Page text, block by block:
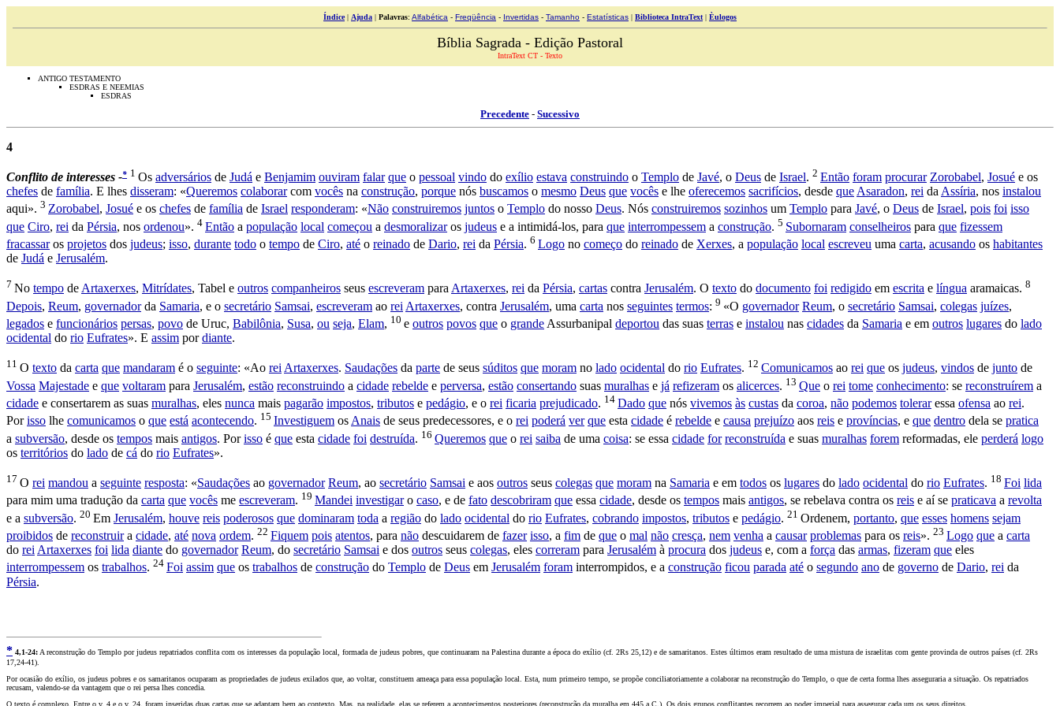
Índice| Ajuda | Palavras: Alfabética - Freqüência - Invertidas - Tamanho - Estatísticas | Biblioteca IntraText | Èulogos
Bíblia Sagrada - Edição Pastoral
IntraText CT - Texto
ANTIGO TESTAMENTO
ESDRAS E NEEMIAS
ESDRAS
Precedente - Sucessivo
4
Conflito de interesses -* 1 Os adversários de Judá e Benjamim ouviram falar que o pessoal vindo do exílio estava construindo o Templo de Javé, o Deus de Israel. 2 Então foram procurar Zorobabel, Josué e os
chefes de família. E lhes disseram: «Queremos colaborarcom vocês na construção, porque nós buscamos o mesmo Deus que vocês e lhe oferecemos sacrifícios, desde que Asaradon, rei da Assíria, nos instalou
aqui». 3 Zorobabel, Josué e os chefes de família de Israel responderam: «Não construiremos juntos o Templo do nosso Deus. Nós construiremos sozinhos um Templo para Javé, o Deus de Israel, pois foi isso
que Ciro, rei da Pérsia, nos ordenou». 4 Então a população local começou a desmoralizaros judeus e a intimidá-los, para que interrompessem a construção. 5 Subornaram conselheiros para que fizessem
fracassaros projetos dos judeus; isso, durante todo o tempo de Ciro, até o reinado de Dario, rei da Pérsia. 6 Logo no começo do reinado de Xerxes, a população local escreveu uma carta, acusando os habitantes
de Judá e Jerusalém.
7 No tempo deArtaxerxes, Mitrídates, Tabel e outros companheiros seus escreveram paraArtaxerxes, rei da Pérsia, cartas contra Jerusalém. O texto do documento foi redigido em escrita e língua aramaicas. 8
Depois, Reum, governadorda Samaria, e o secretário Samsai, escreveram ao rei Artaxerxes, contra Jerusalém, uma carta nos seguintes termos: 9 «O governador Reum, o secretário Samsai, colegas juízes,
legados e funcionários persas, povo de Uruc, Babilônia, Susa, ou seja, Elam, 10 e outros povos que o grande Assurbanipal deportou das suas terras e instalou nas cidades da Samaria e em outros lugares do lado
ocidental do rio Eufrates». E assim pordiante.
11 O texto da carta que mandaram é o seguinte: «Ao reiArtaxerxes. Saudações da parte de seus súditos que moram no lado ocidental do rio Eufrates. 12 Comunicamos ao rei que os judeus, vindos de junto de
Vossa Majestade e que voltaram para Jerusalém, estão reconstruindo a cidade rebelde e perversa, estão consertando suas muralhas e já refizeram os alicerces. 13 Que o rei tome conhecimento: se reconstruírem a
cidade e consertarem as suas muralhas, eles nunca mais pagarão impostos, tributos e pedágio, e o rei ficaria prejudicado. 14 Dado que nós vivemos às custas da coroa, não podemos toleraressa ofensa ao rei.
Porisso lhe comunicamos o que está acontecendo. 15 Investiguem osAnais de seus predecessores, e o rei poderá ver que esta cidade é rebelde e causa prejuízo aos reis e províncias, e que dentro dela se pratica
a subversão, desde os tempos mais antigos. Porisso é que esta cidade foi destruída. 16 Queremos que o rei saiba de uma coisa: se essa cidade for reconstruída e suas muralhas forem reformadas, ele perderá logo
os territórios do lado de cá do rio Eufrates».
17 O rei mandou a seguinte resposta: «Saudações ao governador Reum, ao secretário Samsai e aos outros seus colegas que moram na Samaria e em todos os lugares do lado ocidental do rio Eufrates. 18 Foi lida
para mim uma tradução da carta que vocês me escreveram. 19 Mandei investigaro caso, e de fato descobriram que essa cidade, desde os tempos mais antigos, se rebelava contra os reis e aí se praticava a revolta
e a subversão. 20 Em Jerusalém, houve reis poderosos que dominaram toda a região do lado ocidental do rio Eufrates, cobrando impostos, tributos e pedágio. 21 Ordenem, portanto, que esses homens sejam
proibidos de reconstruira cidade, até nova ordem. 22 Fiquem pois atentos, para não descuidarem de fazer isso, a fim de que o mal não cresça, nem venha a causar problemas para os reis». 23 Logo que a carta
do rei Artaxerxes foi lida diante do governador Reum, do secretário Samsai e dos outros seus colegas, eles correram para Jerusalém à procura dos judeus e, com a força das armas, fizeram que eles
interrompessem os trabalhos. 24 Foi assim que os trabalhos de construção do Templo de Deus em Jerusalém foram interrompidos, e a construção ficou parada até o segundo ano de governo de Dario, rei da
Pérsia.
* 4,1-24: A reconstrução do Templo por judeus repatriados conflita com os interesses da população local, formada de judeus pobres, que continuaram na Palestina durante a época do exílio (cf. 2Rs 25,12) e de samaritanos. Estes últimos eram resultado de uma mistura de israelitas com gente provinda de outros países (cf. 2Rs
17,24-41).
Por ocasião do exílio, os judeus pobres e os samaritanos ocuparam as propriedades de judeus exilados que, ao voltar, constituem ameaça para essa população local. Esta, num primeiro tempo, se propõe conciliatoriamente a colaborar na reconstrução do Templo, o que de certa forma lhes asseguraria a situação. Os repatriados
recusam, valendo-se da vantagem que o rei persa lhes concedia.
O texto é complexo. Entre o v. 4 e o v. 24, foram inseridas duas cartas que se adaptam bem ao contexto. Mas, na realidade, elas se referem a acontecimentos posteriores (reconstrução da muralha em 445 a.C.). Os dois grupos conflitantes recorrem ao poder imperial para assegurar cada um os seus direitos.